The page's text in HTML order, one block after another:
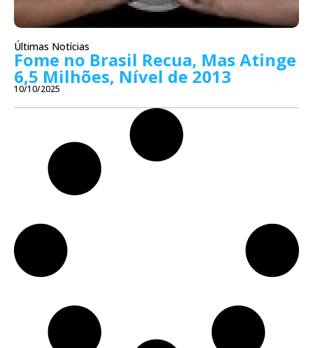
Últimas Notícias
Fome no Brasil Recua, Mas Atinge
6,5 Milhões, Nível de 2013
10/10/2025